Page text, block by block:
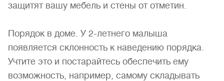
защитят вашу мебель и стены от отметин.
Порядок в доме. У 2-летнего малыша
появляется склонность к наведению порядка.
Учтите это и постарайтесь обеспечить ему
возможность, например, самому складывать